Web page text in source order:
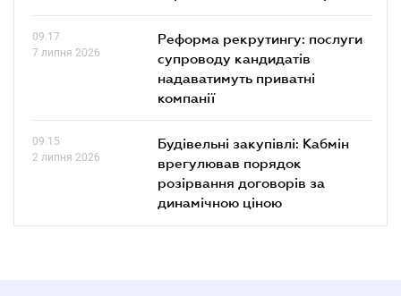
09.17
7 липня 2026
Реформа рекрутингу: послуги
супроводу кандидатів
надаватимуть приватні
компанії
09.15
2 липня 2026
Будівельні закупівлі: Кабмін
врегулював порядок
розірвання договорів за
динамічною ціною